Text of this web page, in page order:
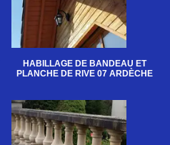
HABILLAGE DE BANDEAU ET
PLANCHE DE RIVE 07 ARDÈCHE